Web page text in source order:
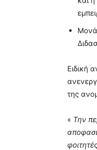
Ειδική
της
« Την